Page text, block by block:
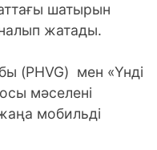
шатырын
жатады.
(PHVG) мен «Үнді
мәселені
мобильді